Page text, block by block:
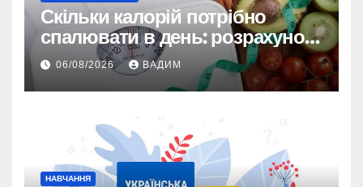
Скільки калорій потрібно
спалювати в день: розрахунок
TDEE і безпечні норми
06/08/2026 ВАДИМ
НАВЧАННЯ